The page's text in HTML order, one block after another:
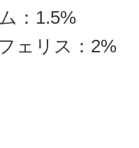
：1.5%
ェリス：2%